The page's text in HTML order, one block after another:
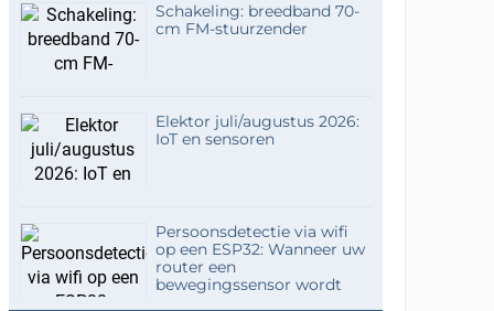
Schakeling: breedband 70-
cm FM-stuurzender
Elektor juli/augustus 2026:
IoT en sensoren
Persoonsdetectie via wifi
op een ESP32: Wanneer uw
router een
bewegingssensor wordt